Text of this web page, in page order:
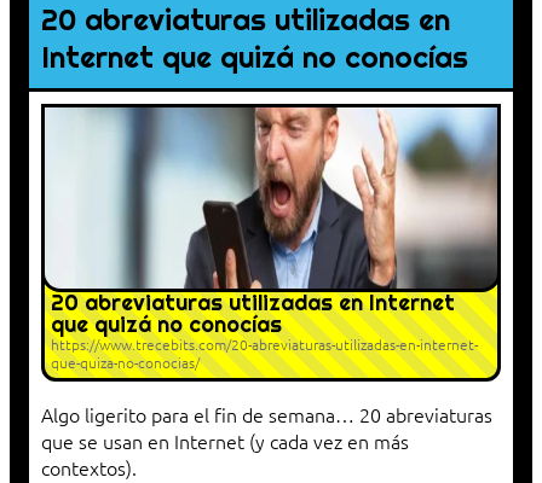
20 abreviaturas utilizadas en
Internet que quizá no conocías
20 abreviaturas utilizadas en Internet
que quizá no conocías
https://www.trecebits.com/20-abreviaturas-utilizadas-en-internet-
que-quiza-no-conocias/
Algo ligerito para el fin de semana… 20 abreviaturas
que se usan en Internet (y cada vez en más
contextos).